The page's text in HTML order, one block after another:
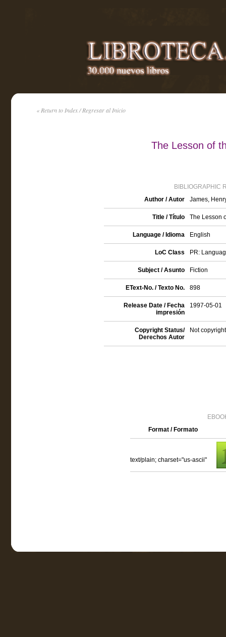
« Return to Index / Regresar al Inicio
The Lesson of
BIBLIOGRAPHIC
Author / Autor
James,
Title / Título The Lesson
Language / Idioma English
LoC Class PR:
Subject / Asunto Fiction
EText-No. / Texto No. 898
Release Date / Fecha
impresión
1997-05-01
Copyright Status/
Derechos Autor
Not
Format / Formato
text/plain; charset="us-ascii"